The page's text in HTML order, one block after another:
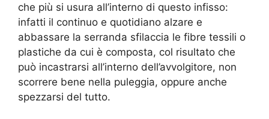
che più si usura all’interno di questo infisso:
infatti il continuo e quotidiano alzare e
abbassare la serranda sfilaccia le fibre tessili o
plastiche da cui è composta, col risultato che
può incastrarsi all’interno dell’avvolgitore, non
scorrere bene nella puleggia, oppure anche
spezzarsi del tutto.